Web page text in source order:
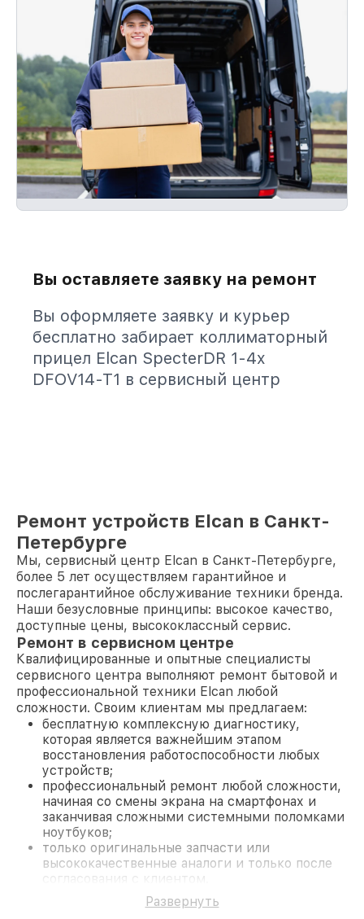
Вы оставляете заявку на ремонт
Вы оформляете заявку и курьер
бесплатно забирает коллиматорный
прицел Elcan SpecterDR 1-4x
DFOV14-T1 в сервисный центр
Ремонт устройств Elcan в Санкт-
Петербурге
Мы, сервисный центр Elcan в Санкт-Петербурге,
более 5 лет осуществляем гарантийное и
послегарантийное обслуживание техники бренда.
Наши безусловные принципы: высокое качество,
доступные цены, высококлассный сервис.
Ремонт в сервисном центре
Квалифицированные и опытные специалисты
сервисного центра выполняют ремонт бытовой и
профессиональной техники Elcan любой
сложности. Своим клиентам мы предлагаем:
бесплатную комплексную диагностику,
которая является важнейшим этапом
восстановления работоспособности любых
устройств;
профессиональный ремонт любой сложности,
начиная со смены экрана на смартфонах и
заканчивая сложными системными поломками
ноутбуков;
только оригинальные запчасти или
высококачественные аналоги и только после
согласования с клиентом.
На все работы и замененные комплектующие
предоставляется длительная гарантия. В случае
Развернуть